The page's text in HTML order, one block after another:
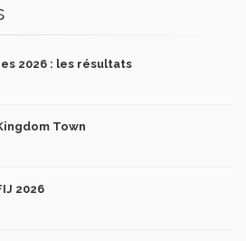
2026 : les résultats
Town
2026